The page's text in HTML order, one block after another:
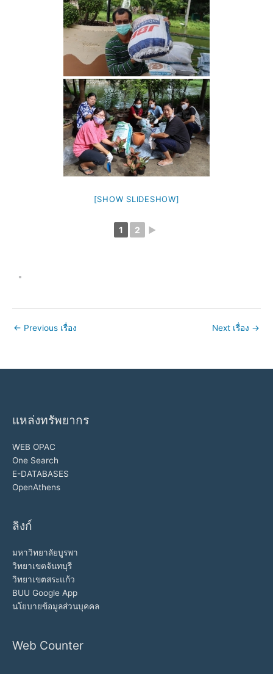
[SHOW SLIDESHOW]
1 2 ►
"
← Previous เรื่อง Next เรื่อง →
แหล่งทรัพยากร
WEB OPAC
One Search
E-DATABASES
OpenAthens
ลิงก์
มหาวิทยาลัยบูรพา
วิทยาเขตจันทบุรี
วิทยาเขตสระแก้ว
BUU Google App
นโยบายข้อมูลส่วนบุคคล
Web Counter